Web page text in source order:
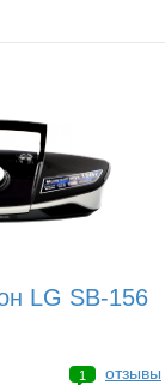
LG SB-156
1 отзывы